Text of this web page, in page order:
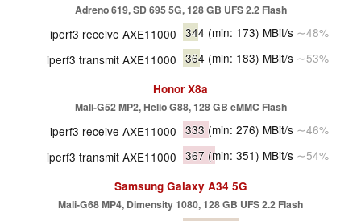
Adreno 619, SD 695 5G, 128 GB UFS 2.2 Flash
iperf3 receive AXE11000 344 (min: 173) MBit/s ∼48%
iperf3 transmit AXE11000 364 (min: 183) MBit/s ∼53%
Honor X8a
Mali-G52 MP2, Helio G88, 128 GB eMMC Flash
iperf3 receive AXE11000 333 (min: 276) MBit/s ∼46%
iperf3 transmit AXE11000 367 (min: 351) MBit/s ∼54%
Samsung Galaxy A34 5G
Mali-G68 MP4, Dimensity 1080, 128 GB UFS 2.2 Flash